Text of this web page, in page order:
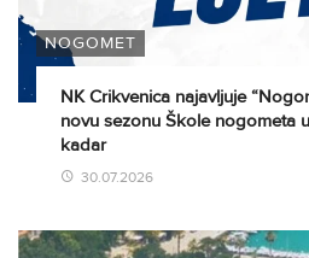
NOGOMET
NK Crikvenica najavljuje
novu sezonu Škole nogometa
kadar
30.07.2026